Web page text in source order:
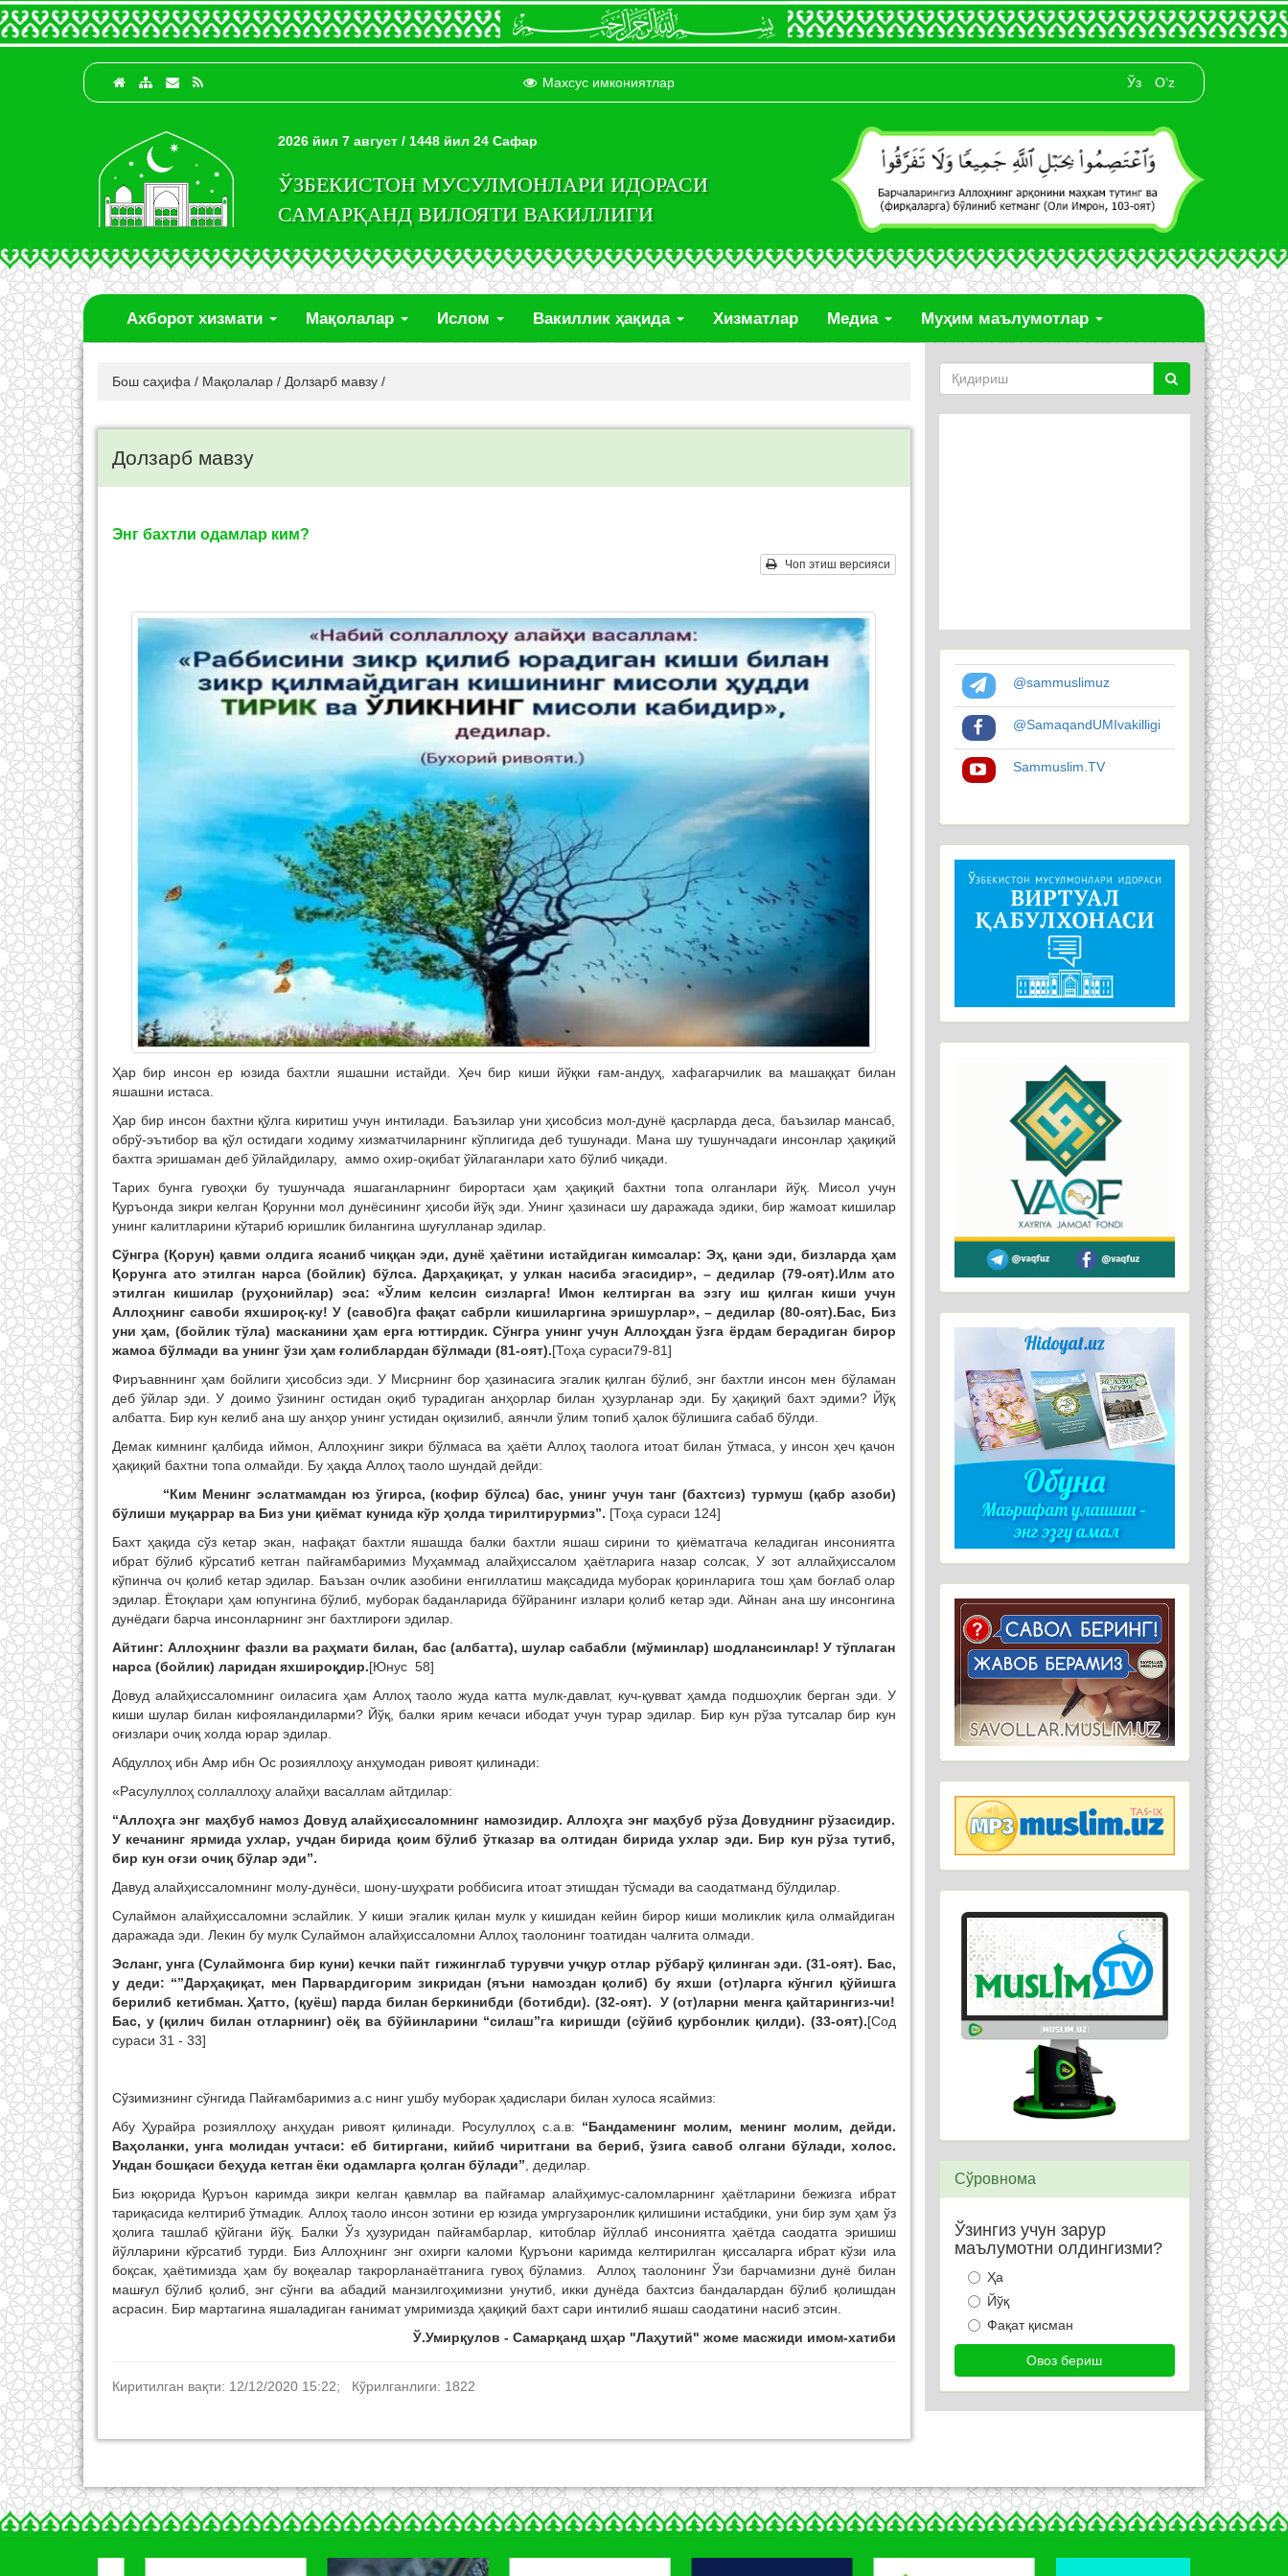
Махсус имкониятлар Ўз O‘z
2026 йил 7 август / 1448 йил 24 Сафар
ЎЗБЕКИСТОН МУСУЛМОНЛАРИ ИДОРАСИ
САМАРҚАНД ВИЛОЯТИ ВАКИЛЛИГИ
Ахборот хизмати Мақолалар Ислом Вакиллик ҳақида Хизматлар Медиа Муҳим маълумотлар
Бош саҳифа / Мақолалар / Долзарб мавзу /
Долзарб мавзу
Энг бахтли одамлар ким?
Чоп этиш версияси
Ҳар бир инсон ер юзида бахтли яшашни истайди. Ҳеч бир киши йўқки ғам-андуҳ, хафагарчилик ва машаққат билан
яшашни истаса.
Ҳар бир инсон бахтни қўлга киритиш учун интилади. Баъзилар уни ҳисобсиз мол-дунё қасрларда деса, баъзилар мансаб,
обрў-эътибор ва қўл остидаги ходиму хизматчиларнинг кўплигида деб тушунади. Мана шу тушунчадаги инсонлар ҳақиқий
бахтга эришаман деб ўйлайдилару, аммо охир-оқибат ўйлаганлари хато бўлиб чиқади.
Тарих бунга гувоҳки бу тушунчада яшаганларнинг бирортаси ҳам ҳақиқий бахтни топа олганлари йўқ. Мисол учун
Қуръонда зикри келган Қорунни мол дунёсининг ҳисоби йўқ эди. Унинг ҳазинаси шу даражада эдики, бир жамоат кишилар
унинг калитларини кўтариб юришлик билангина шуғулланар эдилар.
Сўнгра (Қорун) қавми олдига ясаниб чиққан эди, дунё ҳаётини истайдиган кимсалар: Эҳ, қани эди, бизларда ҳам
Қорунга ато этилган нарса (бойлик) бўлса. Дарҳақиқат, у улкан насиба эгасидир», – дедилар (79-оят).Илм ато
этилган кишилар (руҳонийлар) эса: «Ўлим келсин сизларга! Имон келтирган ва эзгу иш қилган киши учун
Аллоҳнинг савоби яхшироқ-ку! У (савоб)га фақат сабрли кишиларгина эришурлар», – дедилар (80-оят).Бас, Биз
уни ҳам, (бойлик тўла) масканини ҳам ерга юттирдик. Сўнгра унинг учун Аллоҳдан ўзга ёрдам берадиган бирор
жамоа бўлмади ва унинг ўзи ҳам ғолиблардан бўлмади (81-оят).[Тоҳа сураси79-81]
Фиръавннинг ҳам бойлиги ҳисобсиз эди. У Мисрнинг бор ҳазинасига эгалик қилган бўлиб, энг бахтли инсон мен бўламан
деб ўйлар эди. У доимо ўзининг остидан оқиб турадиган анҳорлар билан ҳузурланар эди. Бу ҳақиқий бахт эдими? Йўқ
албатта. Бир кун келиб ана шу анҳор унинг устидан оқизилиб, аянчли ўлим топиб ҳалок бўлишига сабаб бўлди.
Демак кимнинг қалбида иймон, Аллоҳнинг зикри бўлмаса ва ҳаёти Аллоҳ таолога итоат билан ўтмаса, у инсон ҳеч қачон
ҳақиқий бахтни топа олмайди. Бу ҳақда Аллоҳ таоло шундай дейди:
“Ким Менинг эслатмамдан юз ўгирса, (кофир бўлса) бас, унинг учун танг (бахтсиз) турмуш (қабр азоби)
бўлиши муқаррар ва Биз уни қиёмат кунида кўр ҳолда тирилтирурмиз”. [Тоҳа сураси 124]
Бахт ҳақида сўз кетар экан, нафақат бахтли яшашда балки бахтли яшаш сирини то қиёматгача келадиган инсониятга
ибрат бўлиб кўрсатиб кетган пайғамбаримиз Муҳаммад алайҳиссалом ҳаётларига назар солсак, У зот аллайҳиссалом
кўпинча оч қолиб кетар эдилар. Баъзан очлик азобини енгиллатиш мақсадида муборак қоринларига тош ҳам боғлаб олар
эдилар. Ётоқлари ҳам юпунгина бўлиб, муборак баданларида бўйранинг излари қолиб кетар эди. Айнан ана шу инсонгина
дунёдаги барча инсонларнинг энг бахтлироғи эдилар.
Айтинг: Аллоҳнинг фазли ва раҳмати билан, бас (албатта), шулар сабабли (мўминлар) шодлансинлар! У тўплаган
нарса (бойлик) ларидан яхшироқдир.[Юнус 58]
Довуд алайҳиссаломнинг оиласига ҳам Аллоҳ таоло жуда катта мулк-давлат, куч-қувват ҳамда подшоҳлик берган эди. У
киши шулар билан кифояландиларми? Йўқ, балки ярим кечаси ибодат учун турар эдилар. Бир кун рўза тутсалар бир кун
оғизлари очиқ холда юрар эдилар.
Абдуллоҳ ибн Амр ибн Ос розияллоҳу анҳумодан ривоят қилинади:
«Расулуллоҳ соллаллоҳу алайҳи васаллам айтдилар:
“Аллоҳга энг маҳбуб намоз Довуд алайҳиссаломнинг намозидир. Аллоҳга энг маҳбуб рўза Довуднинг рўзасидир.
У кечанинг ярмида ухлар, учдан бирида қоим бўлиб ўтказар ва олтидан бирида ухлар эди. Бир кун рўза тутиб,
бир кун оғзи очиқ бўлар эди”.
Давуд алайҳиссаломнинг молу-дунёси, шону-шуҳрати роббисига итоат этишдан тўсмади ва саодатманд бўлдилар.
Сулаймон алайҳиссаломни эслайлик. У киши эгалик қилан мулк у кишидан кейин бирор киши моликлик қила олмайдиган
даражада эди. Лекин бу мулк Сулаймон алайҳиссаломни Аллоҳ таолонинг тоатидан чалғита олмади.
Эсланг, унга (Сулаймонга бир куни) кечки пайт гижинглаб турувчи учқур отлар рўбарў қилинган эди. (31-оят). Бас,
у деди: “”Дарҳақиқат, мен Парвардигорим зикридан (яъни намоздан қолиб) бу яхши (от)ларга кўнгил қўйишга
берилиб кетибман. Ҳатто, (қуёш) парда билан беркинибди (ботибди). (32-оят). У (от)ларни менга қайтарингиз-чи!
Бас, у (қилич билан отларнинг) оёқ ва бўйинларини “силаш”га киришди (сўйиб қурбонлик қилди). (33-оят).[Сод
сураси 31 - 33]
Сўзимизнинг сўнгида Пайғамбаримиз а.с нинг ушбу муборак ҳадислари билан хулоса ясаймиз:
Абу Ҳурайра розияллоҳу анҳудан ривоят қилинади. Росулуллоҳ с.а.в: “Бандаменинг молим, менинг молим, дейди.
Ваҳоланки, унга молидан учтаси: еб битиргани, кийиб чиритгани ва бериб, ўзига савоб олгани бўлади, холос.
Ундан бошқаси беҳуда кетган ёки одамларга қолган бўлади” , дедилар.
Биз юқорида Қуръон каримда зикри келган қавмлар ва пайғамар алайҳимус-саломларнинг ҳаётларини бежизга ибрат
тариқасида келтириб ўтмадик. Аллоҳ таоло инсон зотини ер юзида умргузаронлик қилишини истабдики, уни бир зум ҳам ўз
ҳолига ташлаб қўйгани йўқ. Балки Ўз ҳузуридан пайғамбарлар, китоблар йўллаб инсониятга ҳаётда саодатга эришиш
йўлларини кўрсатиб турди. Биз Аллоҳнинг энг охирги каломи Қуръони каримда келтирилган қиссаларга ибрат кўзи ила
боқсак, ҳаётимизда ҳам бу воқеалар такрорланаётганига гувоҳ бўламиз. Аллоҳ таолонинг Ўзи барчамизни дунё билан
машғул бўлиб қолиб, энг сўнги ва абадий манзилгоҳимизни унутиб, икки дунёда бахтсиз бандалардан бўлиб қолишдан
асрасин. Бир мартагина яшаладиган ғанимат умримизда ҳақиқий бахт сари интилиб яшаш саодатини насиб этсин.
Ў.Умирқулов - Самарқанд шҳар "Лаҳутий" жоме масжиди имом-хатиби
Киритилган вақти: 12/12/2020 15:22; Кўрилганлиги: 1822
@sammuslimuz
@SamaqandUMIvakilligi
Sammuslim.TV
Сўровнома
Ўзингиз учун зарур
маълумотни олдингизми?
Ҳа
Йўқ
Фақат қисман